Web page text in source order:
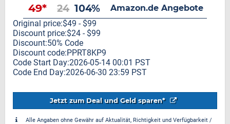
49* 24 104%
Amazon.de Angebote
Original price:$49 - $99
Discount price:$24 - $99
Discount:50% Code
Discount code:PPRT8KP9
Code Start Day:2026-05-14 00:01 PST
Code End Day:2026-06-30 23:59 PST
Jetzt zum Deal und Geld sparen*
Alle Angaben ohne Gewähr auf Aktualität, Richtigkeit und Verfügbarkeit /